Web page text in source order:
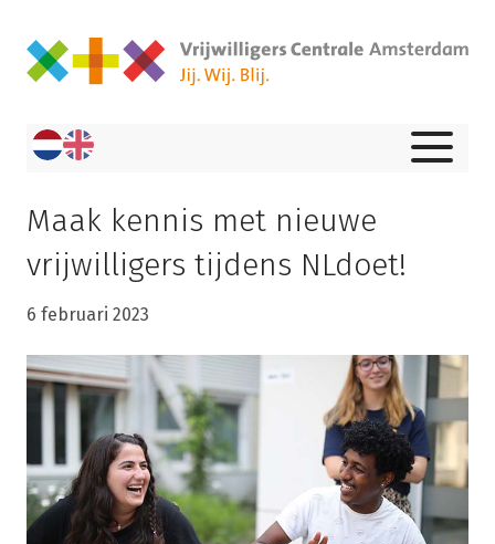
Maak kennis met nieuwe
vrijwilligers tijdens NLdoet!
6 februari 2023